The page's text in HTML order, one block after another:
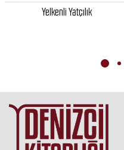
Yelkenli Yatçılık